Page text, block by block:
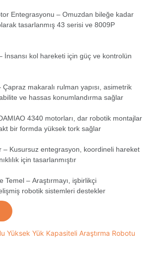
Entegrasyonu – Omuzdan bileğe kadar
tasarlanmış 43 serisi ve 8009P
İnsansı kol hareketi için güç ve kontrolün
makaralı rulman yapısı, asimetrik
ve hassas konumlandırma sağlar
4340 motorları, dar robotik montajlar
bir formda yüksek tork sağlar
– Kusursuz entegrasyon, koordineli hareket
için tasarlanmıştır
Temel – Araştırmayı, işbirlikçi
robotik sistemleri destekler